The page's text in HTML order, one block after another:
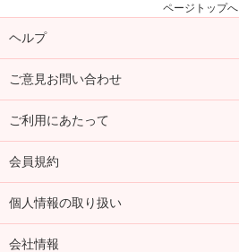
ページトップへ
ヘルプ
ご意見お問い合わせ
ご利用にあたって
会員規約
個人情報の取り扱い
会社情報